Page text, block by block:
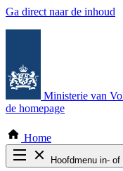
Ga direct naar de inhoud
Ministerie van
de homepage
Home
Hoofdmenu in-